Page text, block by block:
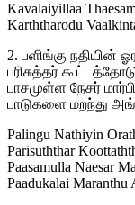
Kavalaiyillaa
Karththarodu
2. பளிங்கு நதியின்
பரிசுத்தர்
பாசமுள்ள நேசர்
பாடுகளை மறந்து
Palingu Nathiyin
Parisuththar
Paasamulla Naesar
Paadukalai Maranthu